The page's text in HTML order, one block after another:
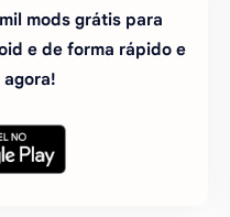
mods grátis para
e de forma rápido e